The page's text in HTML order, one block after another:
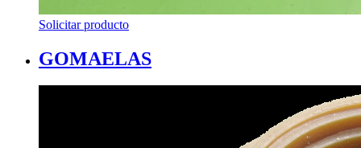
Solicitar producto
GOMAELAS